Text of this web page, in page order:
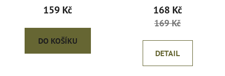
159 Kč
DO KOŠÍKU
168 Kč
169 Kč
DETAIL